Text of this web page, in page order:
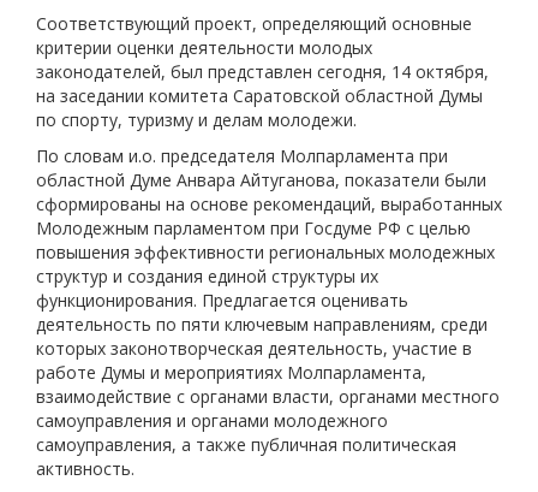
Соответствующий проект, определяющий основные
критерии оценки деятельности молодых
законодателей, был представлен сегодня, 14 октября,
на заседании комитета Саратовской областной Думы
по спорту, туризму и делам молодежи.
По словам и.о. председателя Молпарламента при
областной Думе Анвара Айтуганова, показатели были
сформированы на основе рекомендаций, выработанных
Молодежным парламентом при Госдуме РФ с целью
повышения эффективности региональных молодежных
структур и создания единой структуры их
функционирования. Предлагается оценивать
деятельность по пяти ключевым направлениям, среди
которых законотворческая деятельность, участие в
работе Думы и мероприятиях Молпарламента,
взаимодействие с органами власти, органами местного
самоуправления и органами молодежного
самоуправления, а также публичная политическая
активность.